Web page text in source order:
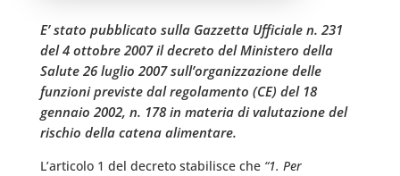
E’ stato pubblicato sulla Gazzetta Ufficiale n. 231
del 4 ottobre 2007 il decreto del Ministero della
Salute 26 luglio 2007 sull’organizzazione delle
funzioni previste dal regolamento (CE) del 18
gennaio 2002, n. 178 in materia di valutazione del
rischio della catena alimentare.
L’articolo 1 del decreto stabilisce che “1. Per